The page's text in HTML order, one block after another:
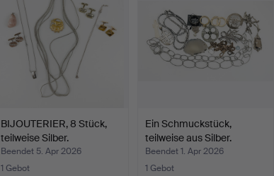
BIJOUTERIER, 8 Stück,
teilweise Silber.
Beendet 5. Apr 2026
1 Gebot
Ein Schmuckstück,
teilweise aus Silber.
Beendet 1. Apr 2026
1 Gebot